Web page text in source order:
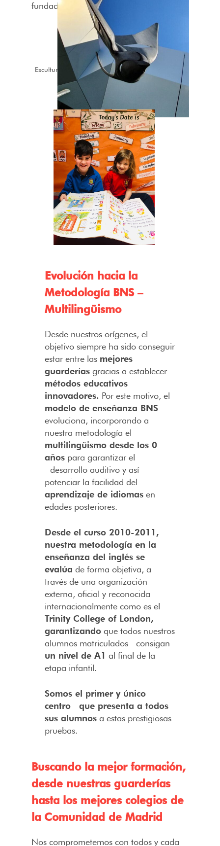
fundador Manuel Sánchez.
Escultura en homenaje a Manuel Sánchez. Día del
fundador 26 de noviembre.
Evolución hacia la
Metodología BNS –
Multilingüismo
Desde nuestros orígenes, el
objetivo siempre ha sido conseguir
estar entre las mejores
guarderíasgracias a establecer
métodos educativos
innovadores. Por este motivo, el
modelo de enseñanza BNS
evoluciona, incorporando a
nuestra metodología el
multilingüismo desde los 0
añospara garantizar el
desarrollo auditivo y así
potenciar la facilidad del
aprendizaje de idiomasen
edades posteriores.
Desde el curso 2010-2011,
nuestra metodología en la
enseñanza del inglés se
evalúa de forma objetiva, a
través de una organización
externa, oficial y reconocida
internacionalmente como es el
Trinity College of London,
garantizandoque todos nuestros
alumnos matriculados consigan
un nivel de A1 al final de la
etapa infantil.
Somos el primer y único
centro que presenta a todos
sus alumnosa estas prestigiosas
pruebas.
Buscando la mejor formación,
desde nuestras guarderías
hasta los mejores colegios de
la Comunidad de Madrid
Nos comprometemos con todos y cada